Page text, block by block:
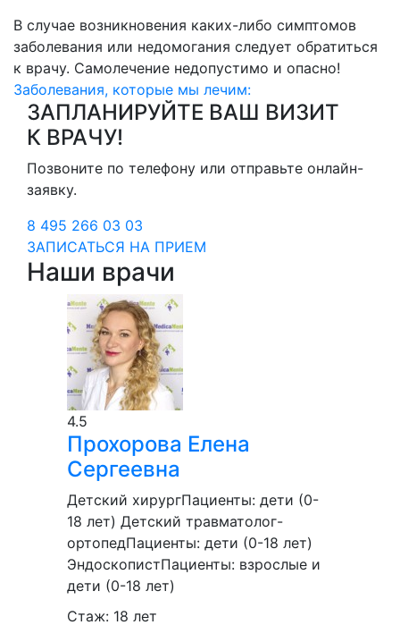
В случае возникновения каких-либо симптомов
заболевания или недомогания следует обратиться
к врачу. Самолечение недопустимо и опасно!
Заболевания, которые мы лечим:
ЗАПЛАНИРУЙТЕ ВАШ ВИЗИТ
К ВРАЧУ!
Позвоните по телефону или отправьте онлайн-
заявку.
8 495 266 03 03
ЗАПИСАТЬСЯ НА ПРИЕМ
Наши врачи
4.5
Прохорова Елена
Сергеевна
Детский хирургПациенты: дети (0-
18 лет) Детский травматолог-
ортопедПациенты: дети (0-18 лет)
ЭндоскопистПациенты: взрослые и
дети (0-18 лет)
Стаж: 18 лет